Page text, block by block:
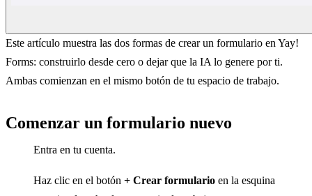
Este artículo muestra las dos formas de crear un formulario en Yay!
Forms: construirlo desde cero o dejar que la IA lo genere por ti.
Ambas comienzan en el mismo botón de tu espacio de trabajo.
Comenzar un formulario nuevo
Entra en tu cuenta.
Haz clic en el botón + Crear formulario en la esquina